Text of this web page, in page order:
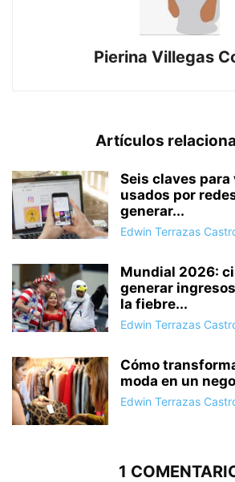
Pierina Villegas
Artículos
Seis claves
usados por
generar...
Edwin Terrazas
Mundial 2026:
generar
la fiebre...
Edwin Terrazas
Cómo
moda en un
Edwin Terrazas
1